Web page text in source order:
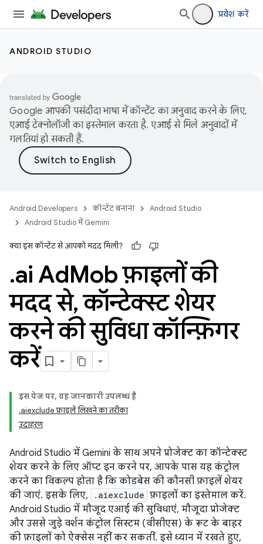
प्रवेश करें
ANDROID STUDIO
Google आपकी पसंदीदा भाषा में कॉन्टेंट का अनुवाद करने के लिए,
एआई टेक्नोलॉजी का इस्तेमाल करता है. एआई से मिले अनुवादों में
गलतियां हो सकती हैं.
Android Developers कॉन्टेंट बनाना
Android Studio
Android Studio में Gemini
क्या इस कॉन्टेंट से आपको मदद मिली?
.ai AdMob फ़ाइलों की
मदद से,कॉन्टेक्स्ट शेयर
करने की सुविधा कॉन्फ़िगर
करें
इस पेज पर, यह जानकारी उपलब्ध है
.aiexclude फ़ाइलें लिखने का तरीका
उदाहरण
Android Studio में Gemini के साथ अपने प्रोजेक्ट का कॉन्टेक्स्ट
शेयर करने के लिए ऑप्ट इन करने पर, आपके पास यह कंट्रोल
करने का विकल्प होता है कि कोडबेस की कौनसी फ़ाइलें शेयर
की जाएं. इसके लिए,
.aiexclude फ़ाइलों का इस्तेमाल करें.
Android Studio में मौजूद एआई की सुविधाएं, मौजूदा प्रोजेक्ट
और उससे जुड़े वर्शन कंट्रोल सिस्टम (वीसीएस) के रूट के बाहर
की फ़ाइलों को ऐक्सेस नहीं कर सकतीं. इसे ध्यान में रखते हुए,